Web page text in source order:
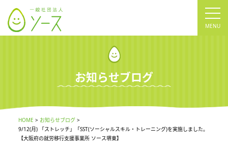
お知らせブログ
HOME
お知らせブログ
9/12(月) 「ストレッチ」「SST(ソーシャルスキル・トレーニング)を実施しました。
【大阪府の就労移行支援事業所 ソース堺東】